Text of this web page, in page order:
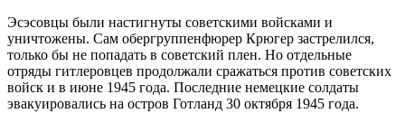
Эсэсовцы были настигнуты советскими войсками и
уничтожены. Сам обергруппенфюрер Крюгер застрелился,
только бы не попадать в советский плен. Но отдельные
отряды гитлеровцев продолжали сражаться против советских
войск и в июне 1945 года. Последние немецкие солдаты
эвакуировались на остров Готланд 30 октября 1945 года.